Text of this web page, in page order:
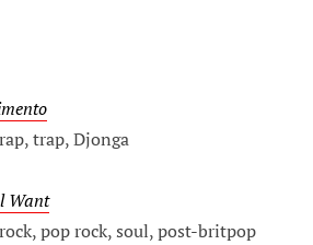
trap, Djonga
Want
pop rock, soul, post-britpop